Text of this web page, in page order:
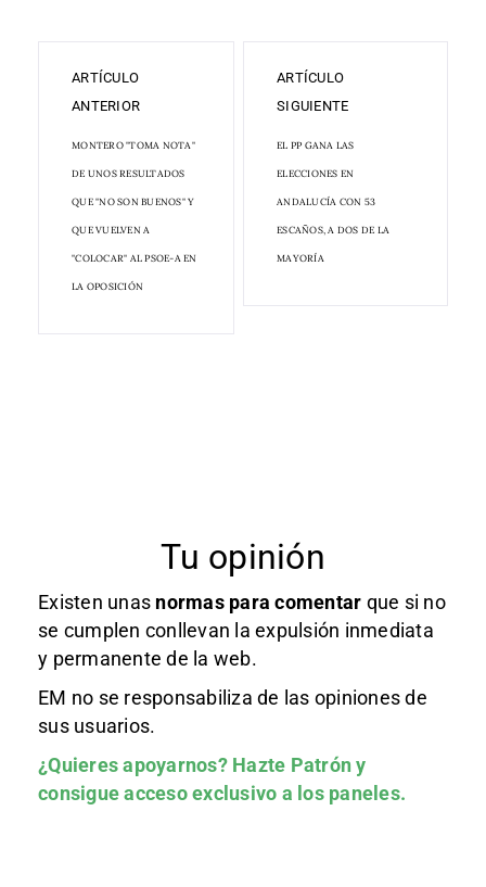
ARTÍCULO
ANTERIOR
MONTERO "TOMA NOTA"
DE UNOS RESULTADOS
QUE "NO SON BUENOS" Y
QUE VUELVEN A
"COLOCAR" AL PSOE-A EN
LA OPOSICIÓN
ARTÍCULO
SIGUIENTE
EL PP GANA LAS
ELECCIONES EN
ANDALUCÍA CON 53
ESCAÑOS, A DOS DE LA
MAYORÍA
Tu opinión
Existen unas normas para comentar que si no
se cumplen conllevan la expulsión inmediata
y permanente de la web.
EM no se responsabiliza de las opiniones de
sus usuarios.
¿Quieres apoyarnos? Hazte Patróny
consigue acceso exclusivo a los paneles.